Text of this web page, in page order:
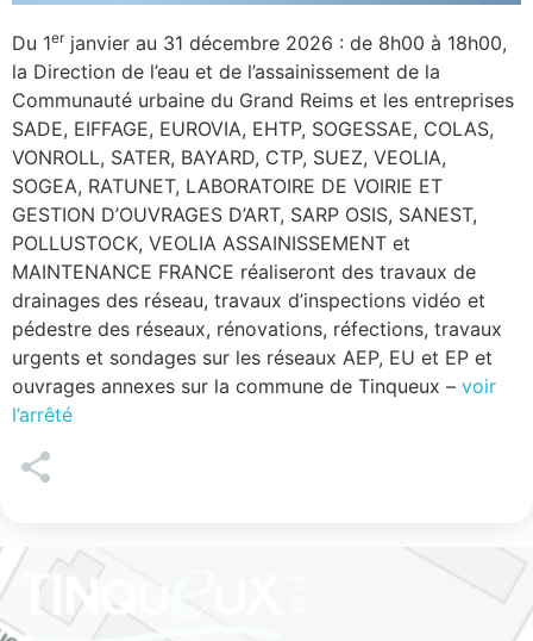
Du 1erjanvier au 31 décembre 2026 : de 8h00 à 18h00,
la Direction de l’eau et de l’assainissement de la
Communauté urbaine du Grand Reims et les entreprises
SADE, EIFFAGE, EUROVIA, EHTP, SOGESSAE, COLAS,
VONROLL, SATER, BAYARD, CTP, SUEZ, VEOLIA,
SOGEA, RATUNET, LABORATOIRE DE VOIRIE ET
GESTION D’OUVRAGES D’ART, SARP OSIS, SANEST,
POLLUSTOCK, VEOLIA ASSAINISSEMENT et
MAINTENANCE FRANCE réaliseront des travaux de
drainages des réseau, travaux d’inspections vidéo et
pédestre des réseaux, rénovations, réfections, travaux
urgents et sondages sur les réseaux AEP, EU et EP et
ouvrages annexes sur la commune de Tinqueux – voir
l’arrêté